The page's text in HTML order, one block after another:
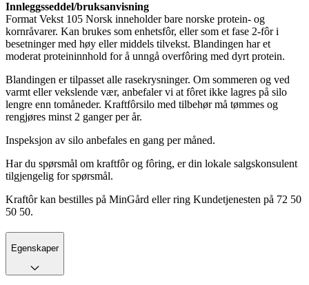
Innleggsseddel/bruksanvisning
Format Vekst 105 Norsk inneholder bare norske protein- og
kornråvarer. Kan brukes som enhetsfôr, eller som et fase 2-fôr i
besetninger med høy eller middels tilvekst. Blandingen har et
moderat proteininnhold for å unngå overfôring med dyrt protein.
Blandingen er tilpasset alle rasekrysninger. Om sommeren og ved
varmt eller vekslende vær, anbefaler vi at fôret ikke lagres på silo
lengre enn tomåneder. Kraftfôrsilo med tilbehør må tømmes og
rengjøres minst 2 ganger per år.
Inspeksjon av silo anbefales en gang per måned.
Har du spørsmål om kraftfôr og fôring, er din lokale salgskonsulent
tilgjengelig for spørsmål.
Kraftôr kan bestilles på MinGård eller ring Kundetjenesten på 72 50
50 50.
Egenskaper